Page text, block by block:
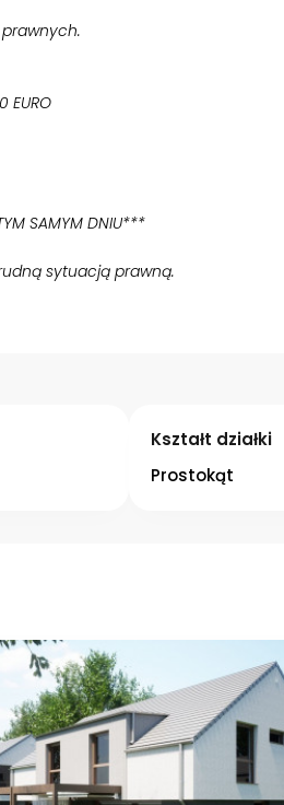
EURO
SAMYM DNIU***
sytuacją prawną.
Kształt działki
Prostokąt